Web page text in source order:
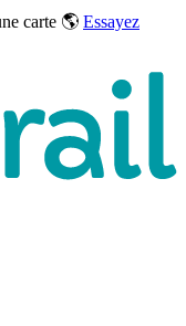
carte 🌎 Essayez